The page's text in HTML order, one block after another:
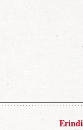
Erindi